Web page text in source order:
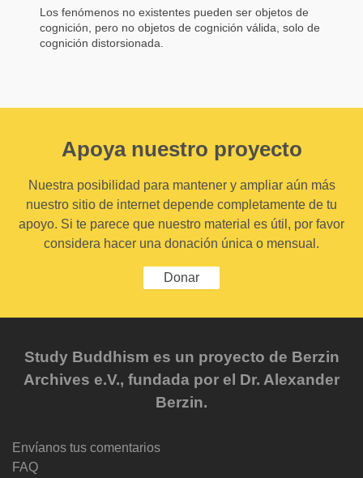
Los fenómenos no existentes pueden ser objetos de
cognición, pero no objetos de cognición válida, solo de
cognición distorsionada.
Apoya nuestro proyecto
Nuestra posibilidad para mantener y ampliar aún más
nuestro sitio de internet depende completamente de tu
apoyo. Si te parece que nuestro material es útil, por favor
considera hacer una donación única o mensual.
Donar
Study Buddhism es un proyecto de Berzin
Archives e.V., fundada por el Dr. Alexander
Berzin.
Envíanos tus comentarios
FAQ